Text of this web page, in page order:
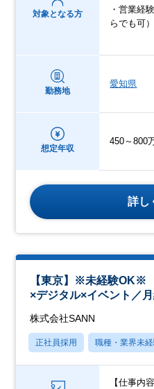
対象となる方
・営業経
らでも可）
勤務地
愛知県
想定年収
450～800
詳し
【東京】※未経験OK※
×デジタル×イベント／
株式会社SANN
正社員採用 職種・業界未
【仕事内容